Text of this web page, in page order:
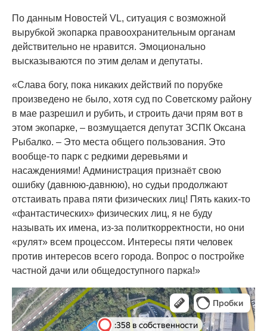
По данным Новостей VL, ситуация с возможной
вырубкой экопарка правоохранительным органам
действительно не нравится. Эмоционально
высказываются по этим делам и депутаты.
«Слава богу, пока никаких действий по порубке
произведено не было, хотя суд по Советскому району
в мае разрешил и рубить, и строить дачи прям вот в
этом экопарке, – возмущается депутат ЗСПК Оксана
Рыбалко. – Это места общего пользования. Это
вообще-то парк с редкими деревьями и
насаждениями! Администрация признаёт свою
ошибку (давнюю-давнюю), но судьи продолжают
отстаивать права пяти физических лиц! Пять каких-то
«фантастических» физических лиц, я не буду
называть их имена, из-за политкорректности, но они
«рулят» всем процессом. Интересы пяти человек
против интересов всего города. Вопрос о постройке
частной дачи или общедоступного парка!»